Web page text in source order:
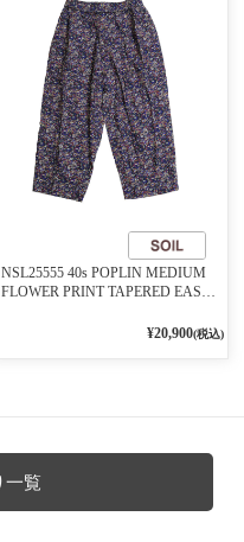
NSL25555 40s POPLIN MEDIUM
FLOWER PRINT TAPERED EASY
¥20,900(税込)
一覧